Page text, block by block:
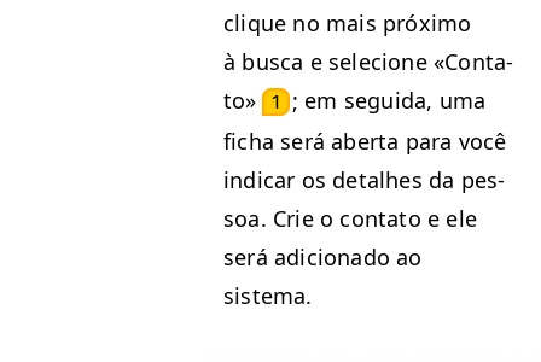
clique no mais próx­i­mo
à bus­ca e sele­cione «Con­ta­
to»
1
; em segui­da, uma
ficha será aber­ta para você
indicar os detal­h­es da pes­
soa. Crie o con­ta­to e ele
será adi­ciona­do ao
sistema.